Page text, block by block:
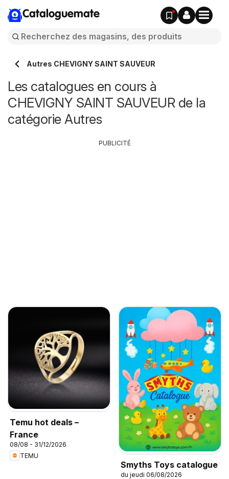
Cataloguemate
Autres CHEVIGNY SAINT SAUVEUR
Les catalogues en cours à
CHEVIGNY SAINT SAUVEUR de la
catégorie Autres
Temu hot deals –
France
08/08 - 31/12/2026
TEMU
Smyths Toys catalogue
du jeudi 06/08/2026
PUBLICITÉ